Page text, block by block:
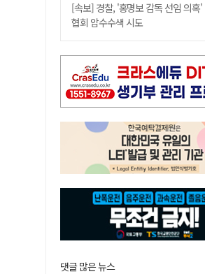
[속보] 경찰, '홍명보 감독 선임 의혹'
협회 압수수색 시도
댓글 많은 뉴스